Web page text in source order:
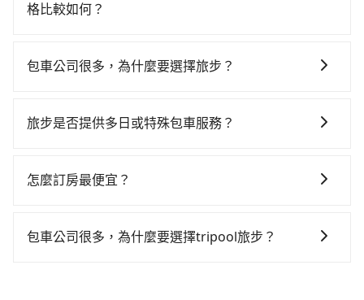
達綠世界生態農場 (新竹縣北埔鄉) 的目的地。全程加上
專車接送，則每人平均花費約560元，費時1小時21分
上，現在還不馬上來預約tripool！如果你僅有兩位乘
火車站到綠世界生態農場的花費預估為
時40元路邊停車費用預估進去，但額外的汽車保險與可
差的車款，如果人數超過四位，更是沒有較大的七人座
凹的車門仍未被修理，每一次租車都好像在開樂透一
車位，對於急著用車或者要載其他乘客的人來說就有不
到車，也可考慮打電話至松山火車站附近的計程車隊，
預約tripool可省高達$1,000。但如果要考慮到回程，新
合以上，無論在價格或服務品質上，tripool都是你從松
格比較如何？
市場上稍具規模且合法經營的業者，有以短程與城市為
KKDAY、KLOOK、叫車吧等。tripool旅步專注在長程
車。由於有高效的車輛調度能力，能以市價7~8折提供專
包車公司很多，為什麼要選擇旅步？
策也是完全透明的，不會有任何隱藏費用。此外，我們
旅步是否提供多日或特殊包車服務？
專人回覆您。
怎麼訂房最便宜？
OTA (online travel agent) 來完成，除了可以快速依據
包車公司很多，為什麼要選擇tripool旅步？